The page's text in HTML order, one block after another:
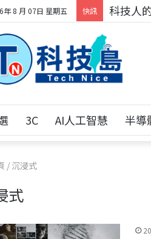
年 8 月 07日 星期五 快訊 科技人
3C AI人工智慧 半導
/ 沉浸式
式